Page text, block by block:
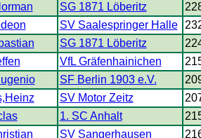
SG 1871 Löberitz
SV Saalespringer Halle
SG 1871 Löberitz
VfL Gräfenhainichen
SF Berlin 1903 e.V.
SV Motor Zeitz
1. SC Anhalt
SV Sangerhausen